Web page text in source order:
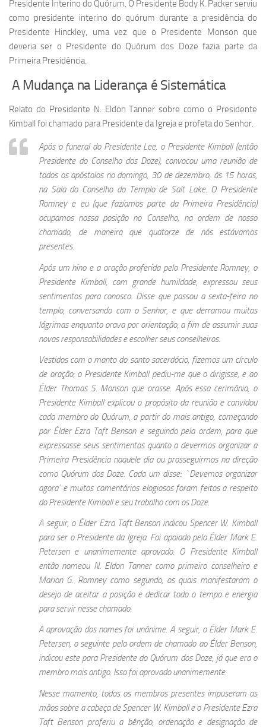
Presidente Interino do Quórum. O Presidente Body K. Packer serviu
como presidente interino do quórum durante a presidência do
Presidente Hinckley, uma vez que o Presidente Monson que
deveria ser o Presidente do Quórum dos Doze fazia parte da
Primeira Presidência.
A Mudança na Liderança é Sistemática
Relato do Presidente N. Eldon Tanner sobre como o Presidente
Kimball foi chamado para Presidente da Igreja e profeta do Senhor.
Após o funeral do Presidente Lee, o Presidente Kimball (então
Presidente do Conselho dos Doze), convocou uma reunião de
todos os apóstolos no domingo, 30 de dezembro, às 15 horas,
na Sala do Conselho do Templo de Salt Lake. O Presidente
Romney e eu (que fazíamos parte da Primeira Presidência)
ocupamos nossa posição no Conselho, na ordem de nosso
chamado, de maneira que quatorze de nós estávamos
presentes.
Após um hino e a oração proferida pelo Presidente Romney, o
Presidente Kimball, com grande humildade, expressou seus
sentimentos para conosco. Disse que passou a sexta-feira no
templo, conversando com o Senhor, e que derramou muitas
lágrimas enquanto orava por orientação, a fim de assumir suas
novas responsabilidades e escolher seus conselheiros.
Vestidos com o manto do santo sacerdócio, fizemos um círculo
de oração; o Presidente Kimball pediu-me que o dirigisse, e ao
Élder Thomas S. Monson que orasse. Após essa cerimônia, o
Presidente Kimball explicou o propósito da reunião e convidou
cada membro do Quórum, a partir do mais antigo, começando
por Élder Ezra Taft Benson e seguindo pela ordem, para que
expressasse seus sentimentos quanto a devermos organizar a
Primeira Presidência naquele dia ou prosseguirmos na direção
como Quórum dos Doze. Cada um disse: `Devemos organizar
agora’ e muitos comentários elogiosos foram feitos a respeito
do Presidente Kimball e seu trabalho com os Doze.
A seguir, o Élder Ezra Taft Benson indicou Spencer W. Kimball
para ser o Presidente da Igreja. Foi apoiado pelo Élder Mark E.
Petersen e unanimemente aprovado. O Presidente Kimball
então nomeou N. Eldon Tanner como primeiro conselheiro e
Marion G. Romney como segundo, os quais manifestaram o
desejo de aceitar a posição e dedicar todo o tempo e energia
para servir nesse chamado.
A aprovação dos nomes foi unânime. A seguir, o Élder Mark E.
Petersen, o seguinte pela ordem de chamado ao Élder Benson,
indicou este para Presidente do Quórum dos Doze, já que era o
membro mais antigo. Isso foi aprovado unanimemente.
Nesse momento, todos os membros presentes impuseram as
mãos sobre a cabeça de Spencer W. Kimball e o Presidente Ezra
Taft Benson proferiu a bênção, ordenação e designação de